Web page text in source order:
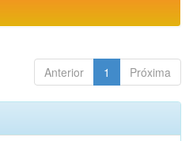
Anterior 1 Próxima